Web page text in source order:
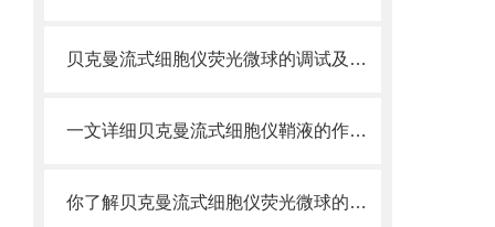
贝克曼流式细胞仪荧光微球的调试及使用
一文详细贝克曼流式细胞仪鞘液的作用原理
你了解贝克曼流式细胞仪荧光微球的制备之怎样的吗